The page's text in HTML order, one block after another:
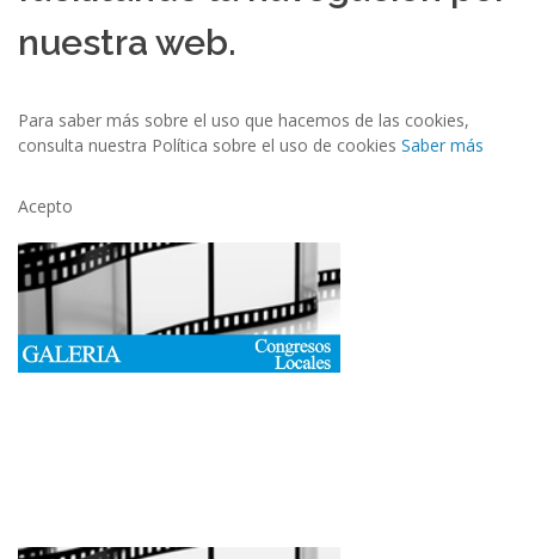
nuestra web.
Para saber más sobre el uso que hacemos de las cookies,
consulta nuestra Política sobre el uso de cookies Saber más
Acepto